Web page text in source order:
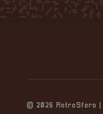
© 2026 RetroSfera